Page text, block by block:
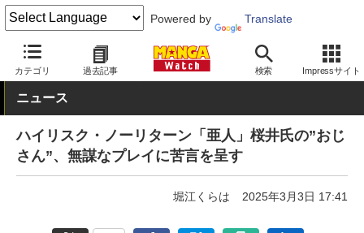
Powered by Translate
カテゴリ 過去記事 検索 Impressサイト
MANGA Watch 漫画家
ニュース
ハイリスク・ノーリターン「亜人」桜井氏の”おじ
さん”、無謀なプレイに苦言を呈す
堀江くらは 2025年3月3日 17:41